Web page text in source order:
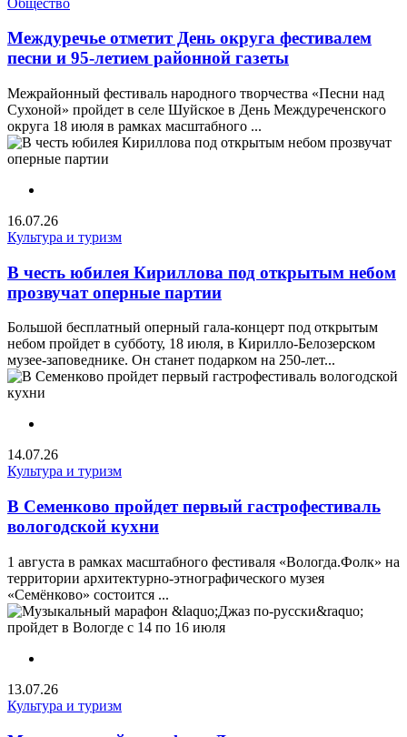
Междуречье отметит День округа фестивалем
песни и 95-летием районной газеты
Межрайонный фестиваль народного творчества «Песни над
Сухоной» пройдет в селе Шуйское в День Междуреченского
округа 18 июля в рамках масштабного ...
16.07.26
Культура и туризм
В честь юбилея Кириллова под открытым небом
прозвучат оперные партии
Большой бесплатный оперный гала-концерт под открытым
небом пройдет в субботу, 18 июля, в Кирилло-Белозерском
музее-заповеднике. Он станет подарком на 250-лет...
14.07.26
Культура и туризм
В Семенково пройдет первый гастрофестиваль
вологодской кухни
1 августа в рамках масштабного фестиваля «Вологда.Фолк» на
территории архитектурно-этнографического музея
«Семёнково» состоится ...
13.07.26
Культура и туризм